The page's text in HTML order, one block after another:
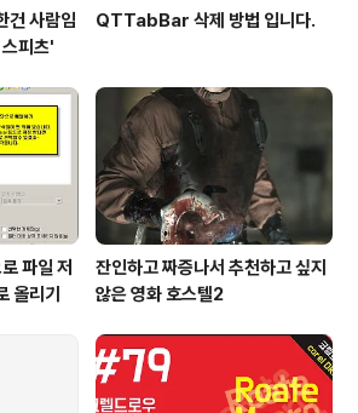
건 사람임
피츠'
QTTabBar 삭제 방법 입니다.
파일 저
올리기
잔인하고 짜증나서 추천하고 싶지
않은 영화 호스텔2